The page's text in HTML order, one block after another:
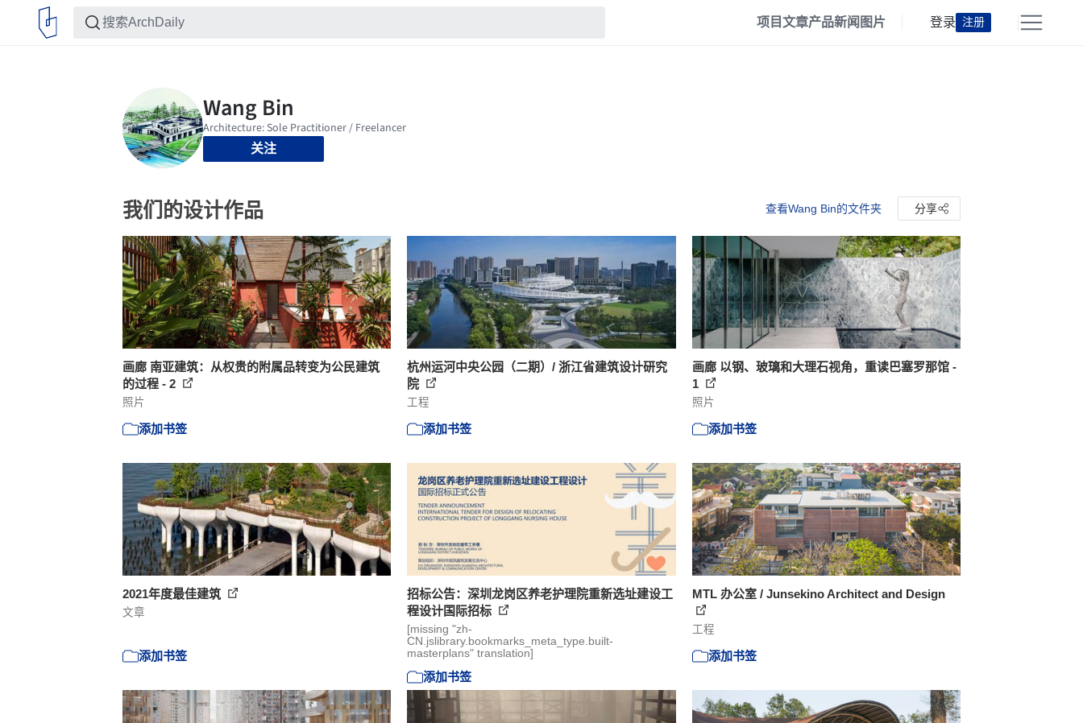
项目文章产品新闻 图片 登录 注册
关注
我们的设计作品 查看Wang Bin的文件夹 分享
画廊 南亚建筑：从权贵的附属品转变为公民建筑
的过程 - 2
照片
添加书签
杭州运河中央公园（二期）/ 浙江省建筑设计研究
院
工程
添加书签
画廊 以钢、玻璃和大理石视角，重读巴塞罗那馆 -
1
照片
添加书签
2021年度最佳建筑
文章
添加书签
招标公告：深圳龙岗区养老护理院重新选址建设工
程设计国际招标
[missing "zh-
CN.jslibrary.bookmarks_meta_type.built-
masterplans" translation]
添加书签
MTL 办公室 / Junsekino Architect and Design
工程
添加书签